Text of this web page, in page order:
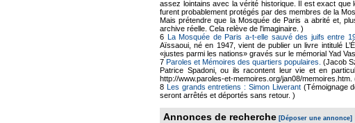
assez lointains avec la vérité historique. Il est exact que
furent probablement protégés par des membres de la
Mais prétendre que la Mosquée de Paris a abrité et,
archive réelle. Cela relève de l'imaginaire. )
6 La Mosquée de Paris a-t-elle sauvé des juifs entre
Aïssaoui, né en 1947, vient de publier un livre intitulé
«justes parmi les nations» gravés sur le mémorial Yad
7 Paroles et Mémoires des quartiers populaires. (Jacob
Patrice Spadoni, ou ils racontent leur vie et en
http://www.paroles-et-memoires.org/jan08/
8 Les grands entretiens : Simon Liwerant(Témoignage
seront arrêtés et déportés sans retour. )
Annonces de recherche [Déposer une annonce]